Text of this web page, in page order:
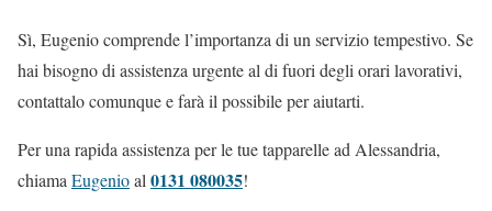
Sì, Eugenio comprende l’importanza di un servizio tempestivo. Se
hai bisogno di assistenza urgente al di fuori degli orari lavorativi,
contattalo comunque e farà il possibile per aiutarti.
Per una rapida assistenza per le tue tapparelle ad Alessandria,
chiamaEugenioal0131 080035!